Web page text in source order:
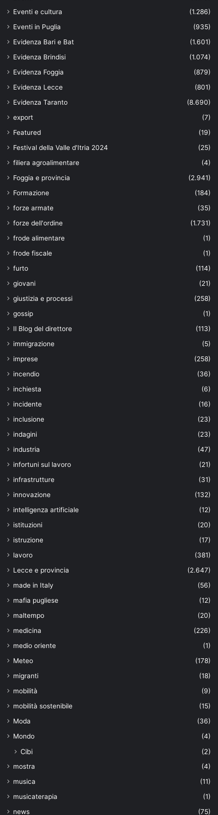
Eventi e cultura
(1.286)
Eventi in Puglia
(935)
Evidenza Bari e Bat
(1.601)
Evidenza Brindisi
(1.074)
Evidenza Foggia
(879)
Evidenza Lecce
(801)
Evidenza Taranto
(8.690)
export
(7)
Featured
(19)
Festival della Valle d'Itria 2024
(25)
filiera agroalimentare
(4)
Foggia e provincia
(2.941)
Formazione
(184)
forze armate
(35)
forze dell'ordine
(1.731)
frode alimentare
(1)
frode fiscale
(1)
furto
(114)
giovani
(21)
giustizia e processi
(258)
gossip
(1)
Il Blog del direttore
(113)
immigrazione
(5)
imprese
(258)
incendio
(36)
inchiesta
(6)
incidente
(16)
inclusione
(23)
indagini
(23)
industria
(47)
infortuni sul lavoro
(21)
infrastrutture
(31)
innovazione
(132)
intelligenza artificiale
(12)
istituzioni
(20)
istruzione
(17)
lavoro
(381)
Lecce e provincia
(2.647)
made in Italy
(56)
mafia pugliese
(12)
maltempo
(20)
medicina
(226)
medio oriente
(1)
Meteo
(178)
migranti
(18)
mobilità
(9)
mobilità sostenibile
(15)
Moda
(36)
Mondo
(4)
Cibi (2)
mostra
(4)
musica
(11)
musicaterapia
(1)
news
(75)